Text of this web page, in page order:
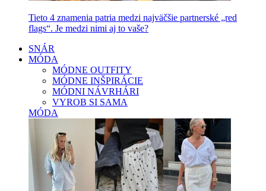
Tieto 4 znamenia patria medzi najväčšie partnerské „red
flags“. Je medzi nimi aj to vaše?
SNÁR
MÓDA
MÓDNE OUTFITY
MÓDNE INŠPIRÁCIE
MÓDNI NÁVRHÁRI
VYROB SI SAMA
MÓDA